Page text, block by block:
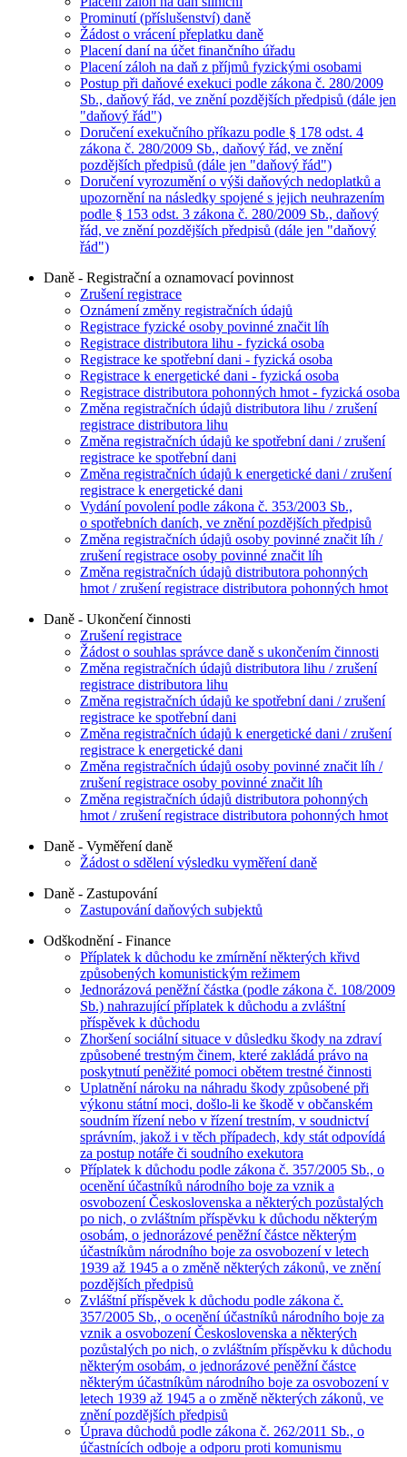
Prominutí (příslušenství) daně
Žádost o vrácení přeplatku daně
Placení daní na účet finančního úřadu
Placení záloh na daň z příjmů fyzickými osobami
Postup při daňové exekuci podle zákona č. 280/2009
Sb., daňový řád, ve znění pozdějších předpisů (dále jen
"daňový řád")
Doručení exekučního příkazu podle § 178 odst. 4
zákona č. 280/2009 Sb., daňový řád, ve znění
pozdějších předpisů (dále jen "daňový řád")
Doručení vyrozumění o výši daňových nedoplatků a
upozornění na následky spojené s jejich neuhrazením
podle § 153 odst. 3 zákona č. 280/2009 Sb., daňový
řád, ve znění pozdějších předpisů (dále jen "daňový
řád")
Daně - Registrační a oznamovací povinnost
Zrušení registrace
Oznámení změny registračních údajů
Registrace fyzické osoby povinné značit líh
Registrace distributora lihu - fyzická osoba
Registrace ke spotřební dani - fyzická osoba
Registrace k energetické dani - fyzická osoba
Registrace distributora pohonných hmot - fyzická osoba
Změna registračních údajů distributora lihu / zrušení
registrace distributora lihu
Změna registračních údajů ke spotřební dani / zrušení
registrace ke spotřební dani
Změna registračních údajů k energetické dani / zrušení
registrace k energetické dani
Vydání povolení podle zákona č. 353/2003 Sb.,
o spotřebních daních, ve znění pozdějších předpisů
Změna registračních údajů osoby povinné značit líh /
zrušení registrace osoby povinné značit líh
Změna registračních údajů distributora pohonných
hmot / zrušení registrace distributora pohonných hmot
Daně - Ukončení činnosti
Zrušení registrace
Žádost o souhlas správce daně s ukončením činnosti
Změna registračních údajů distributora lihu / zrušení
registrace distributora lihu
Změna registračních údajů ke spotřební dani / zrušení
registrace ke spotřební dani
Změna registračních údajů k energetické dani / zrušení
registrace k energetické dani
Změna registračních údajů osoby povinné značit líh /
zrušení registrace osoby povinné značit líh
Změna registračních údajů distributora pohonných
hmot / zrušení registrace distributora pohonných hmot
Daně - Vyměření daně
Žádost o sdělení výsledku vyměření daně
Daně - Zastupování
Zastupování daňových subjektů
Odškodnění - Finance
Příplatek k důchodu ke zmírnění některých křivd
způsobených komunistickým režimem
Jednorázová peněžní částka (podle zákona č. 108/2009
Sb.) nahrazující příplatek k důchodu a zvláštní
příspěvek k důchodu
Zhoršení sociální situace v důsledku škody na zdraví
způsobené trestným činem, které zakládá právo na
poskytnutí peněžité pomoci obětem trestné činnosti
Uplatnění nároku na náhradu škody způsobené při
výkonu státní moci, došlo-li ke škodě v občanském
soudním řízení nebo v řízení trestním, v soudnictví
správním, jakož i v těch případech, kdy stát odpovídá
za postup notáře či soudního exekutora
Příplatek k důchodu podle zákona č. 357/2005 Sb., o
ocenění účastníků národního boje za vznik a
osvobození Československa a některých pozůstalých
po nich, o zvláštním příspěvku k důchodu některým
osobám, o jednorázové peněžní částce některým
účastníkům národního boje za osvobození v letech
1939 až 1945 a o změně některých zákonů, ve znění
pozdějších předpisů
Zvláštní příspěvek k důchodu podle zákona č.
357/2005 Sb., o ocenění účastníků národního boje za
vznik a osvobození Československa a některých
pozůstalých po nich, o zvláštním příspěvku k důchodu
některým osobám, o jednorázové peněžní částce
některým účastníkům národního boje za osvobození v
letech 1939 až 1945 a o změně některých zákonů, ve
znění pozdějších předpisů
Úprava důchodů podle zákona č. 262/2011 Sb., o
účastnících odboje a odporu proti komunismu